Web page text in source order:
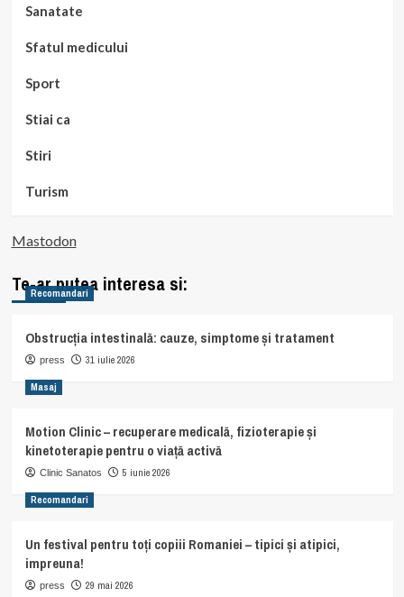
Sanatate
Sfatul medicului
Sport
Stiai ca
Stiri
Turism
Mastodon
Te-ar putea interesa si:
Recomandari
Obstrucția intestinală: cauze, simptome și tratament
press 31 iulie 2026
Masaj
Motion Clinic – recuperare medicală, fizioterapie și
kinetoterapie pentru o viață activă
Clinic Sanatos 5 iunie 2026
Recomandari
Un festival pentru toți copiii Romaniei – tipici și atipici,
impreuna!
press 29 mai 2026